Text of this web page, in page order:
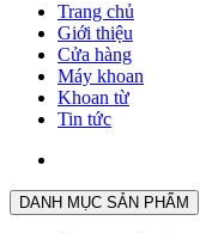
Trang chủ
Giới thiệu
Cửa hàng
Máy khoan
Khoan từ
Tin tức
DANH MỤC SẢN PHẨM